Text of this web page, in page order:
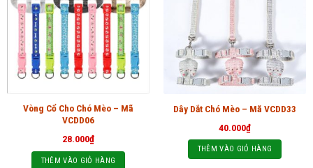
Vòng Cổ Cho Chó Mèo – Mã
VCDD06
28.000₫
THÊM VÀO GIỎ HÀNG
Dây Dắt Chó Mèo – Mã VCDD33
40.000₫
THÊM VÀO GIỎ HÀNG